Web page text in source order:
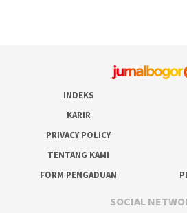
INDEKS
KARIR
PRIVACY POLICY
TENTANG KAMI
FORM PENGADUAN
SOCIAL